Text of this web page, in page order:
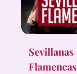
Sevillanas
Flamencas